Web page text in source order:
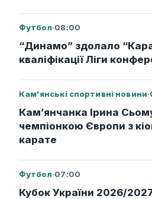
Футбол·08:00
“Динамо” здолало
кваліфікації Ліги
Кам'янські спортивні новини·
Кам’янчанка Ірина
чемпіонкою Європи з
карате
Футбол·07:00
Кубок України 2026/